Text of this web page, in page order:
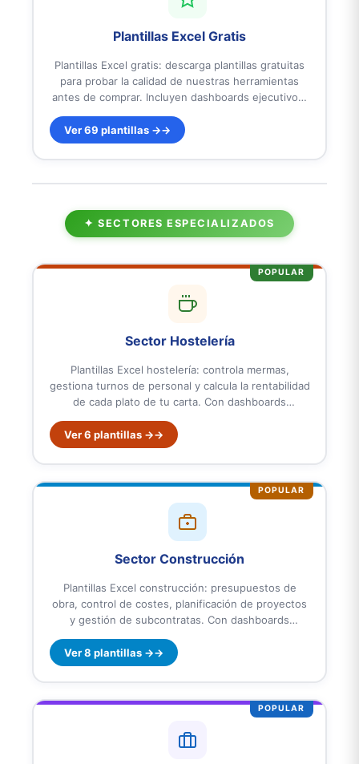
Plantillas Excel Gratis
Plantillas Excel gratis: descarga plantillas gratuitas
para probar la calidad de nuestras herramientas
antes de comprar. Incluyen dashboards ejecutivos,
las versiones premium. Ideales para autónomos y
pymes en España y Latinoamérica que buscan
soluciones profesionales. Listas para usar.
Ver 69 plantillas →
✦ SECTORES ESPECIALIZADOS
POPULAR
Sector Hostelería
Plantillas Excel hostelería: controla mermas,
gestiona turnos de personal y calcula la rentabilidad
de cada plato de tu carta. Con dashboards
Diseñadas para restaurantes, bares, cafeterías y
negocios de hostelería en España y Latinoamérica.
Listas para usar.
Ver 6 plantillas →
POPULAR
Sector Construcción
Plantillas Excel construcción: presupuestos de
obra, control de costes, planificación de proyectos
y gestión de subcontratas. Con dashboards
Diseñadas para constructoras, autónomos y pymes
del sector en España y Latinoamérica. Listas para
usar.
Ver 8 plantillas →
POPULAR